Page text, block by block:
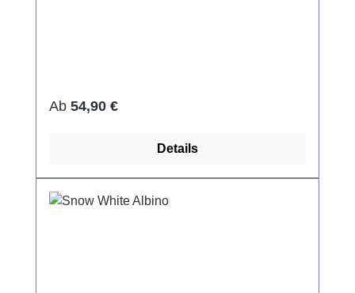
Regulärer Preis:
Ab 54,90 €
Details